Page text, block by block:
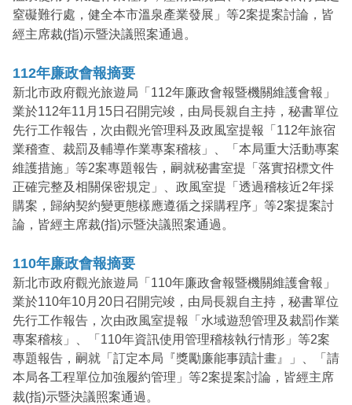
窒礙難行處，健全本市溫泉產業發展」等2案提案討論，皆
經主席裁(指)示暨決議照案通過。
112年廉政會報摘要
新北市政府觀光旅遊局「112年廉政會報暨機關維護會報」
業於112年11月15日召開完竣，由局長親自主持，秘書單位
先行工作報告，次由觀光管理科及政風室提報「112年旅宿
業稽查、裁罰及輔導作業專案稽核」、「本局重大活動專案
維護措施」等2案專題報告，嗣就秘書室提「落實招標文件
正確完整及相關保密規定」、政風室提「透過稽核近2年採
購案，歸納契約變更態樣應遵循之採購程序」等2案提案討
論，皆經主席裁(指)示暨決議照案通過。
110年廉政會報摘要
新北市政府觀光旅遊局「110年廉政會報暨機關維護會報」
業於110年10月20日召開完竣，由局長親自主持，秘書單位
先行工作報告，次由政風室提報「水域遊憩管理及裁罰作業
專案稽核」、「110年資訊使用管理稽核執行情形」等2案
專題報告，嗣就「訂定本局『獎勵廉能事蹟計畫』」、「請
本局各工程單位加強履約管理」等2案提案討論，皆經主席
裁(指)示暨決議照案通過。